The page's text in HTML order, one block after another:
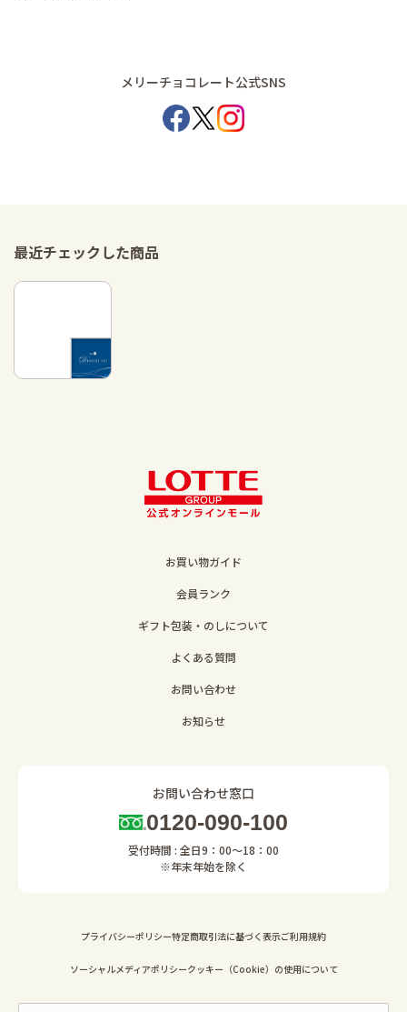
メリーチョコレート公式SNS
最近チェックした商品
お買い物ガイド
会員ランク
ギフト包装・のしについて
よくある質問
お問い合わせ
お知らせ
お問い合わせ窓口
0120-090-100
受付時間 : 全日9：00～18：00
※年末年始を除く
プライバシーポリシー特定商取引法に基づく表示ご利用規約
ソーシャルメディアポリシークッキー（Cookie）の使用について